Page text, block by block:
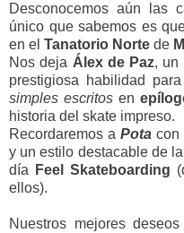
Desconocemos aún las
único que sabemos es
en el Tanatorio Norte de
Nos deja Álex de Paz, un
prestigiosa habilidad
simples escritos en
historia del skate impreso.
Recordaremos a Pota con
y un estilo destacable de
día
Feel Skateboarding
ellos).
Nuestros mejores